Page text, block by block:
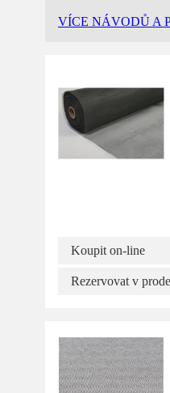
VÍCE NÁVODŮ A
Koupit on-line
Rezervovat v